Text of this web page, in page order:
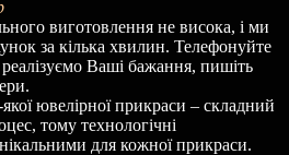
виготовлення не висока, і ми
за кілька хвилин. Телефонуйте
Ваші бажання, пишіть
ювелірної прикраси – складний
тому технологічні
для кожної прикраси.